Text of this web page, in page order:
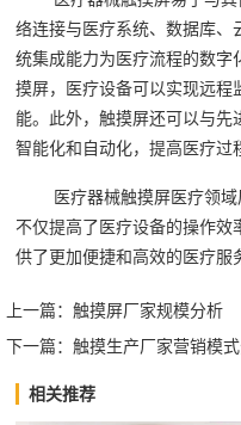
络连接与医疗系统、数据库、
统集成能力为医疗流程的数字
摸屏，医疗设备可以实现远程
能。此外，触摸屏还可以与先
智能化和自动化，提高医疗过
医疗器械触摸屏医疗领
不仅提高了医疗设备的操作效
供了更加便捷和高效的医疗服
上一篇： 触摸屏厂家规模分析
下一篇： 触摸生产厂家营销模
相关推荐